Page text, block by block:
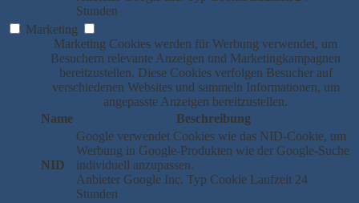
Stunden
Marketing
Marketing Cookies werden für Werbung verwendet, um
Besuchern relevante Anzeigen und Marketingkampagnen
bereitzustellen. Diese Cookies verfolgen Besucher auf
verschiedenen Websites und sammeln Informationen, um
angepasste Anzeigen bereitzustellen.
Name
Beschreibung
NID
Google verwendet Cookies wie das NID-Cookie, um
Werbung in Google-Produkten wie der Google-Suche
individuell anzupassen.
Anbieter Google Inc. Typ Cookie Laufzeit 24
Stunden